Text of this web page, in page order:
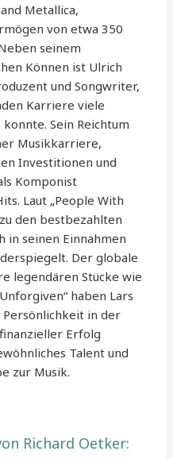
Metallica,
von etwa 350
seinem
Können ist Ulrich
und Songwriter,
Karriere viele
Sein Reichtum
Musikkarriere,
Investitionen und
Komponist
Laut „People With
den bestbezahlten
in seinen Einnahmen
Der globale
legendären Stücke wie
haben Lars
in der
Erfolg
Talent und
zur Musik.
Richard Oetker: